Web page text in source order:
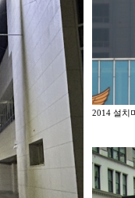
2014 설치